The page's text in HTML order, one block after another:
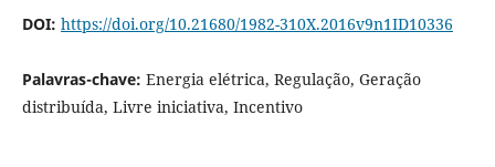
DOI: https://doi.org/10.21680/1982-310X.2016v9n1ID10336
Palavras-chave: Energia elétrica, Regulação, Geração
distribuída, Livre iniciativa, Incentivo